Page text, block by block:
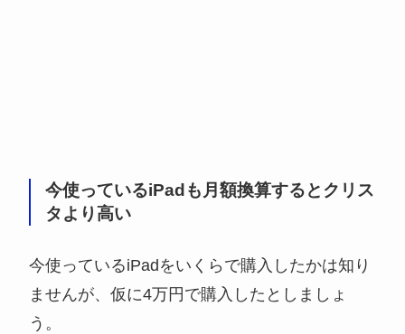
今使っているiPadも月額換算するとクリス
タより高い
今使っているiPadをいくらで購入したかは知り
ませんが、仮に4万円で購入したとしましょ
う。